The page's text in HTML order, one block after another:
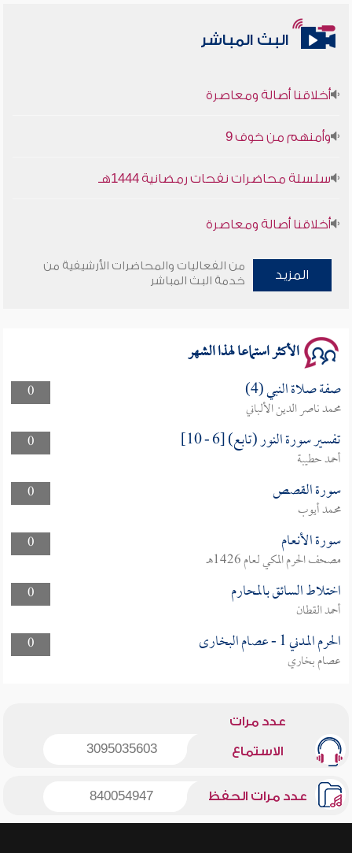
البث المباشر
سلسلة محاضرات نفحات رمضانية 1444هـ
المزيد
من الفعاليات والمحاضرات الأرشيفية من
خدمة البث المباشر
الأكثر استماعا لهذا الشهر
0 صفة صلاة النبي (4)
محمد ناصر الدين الألباني
0
تفسير سورة النور (تابع) [6 - 10]
أحمد حطيبة
0
سورة القصص
محمد أيوب
0
سورة الأنعام
مصحف الحرم المكي لعام 1426هـ
0
اختلاط السائق بالمحارم
أحمد القطان
0
الحرم المدني 1 - عصام البخارى
عصام بخاري
عدد مرات
الاستماع 3095035603
عدد مرات الحفظ 840054947